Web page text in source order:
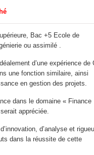
Bac +5 Ecole de
ou assimilé .
d’une expérience de
une fonction similaire, ainsi
en gestion des projets.
dans le domaine « Finance
appréciée.
d’analyse et
dans la réussite de cette